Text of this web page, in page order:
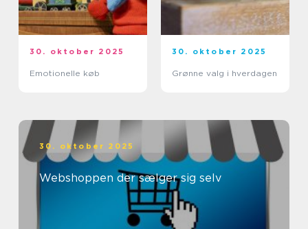
30. oktober 2025
Emotionelle køb
30. oktober 2025
Grønne valg i hverdagen
30. oktober 2025
Webshoppen der sælger sig selv